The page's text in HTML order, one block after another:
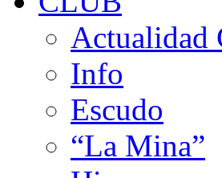
Actualidad
Info
Escudo
“La Mina”